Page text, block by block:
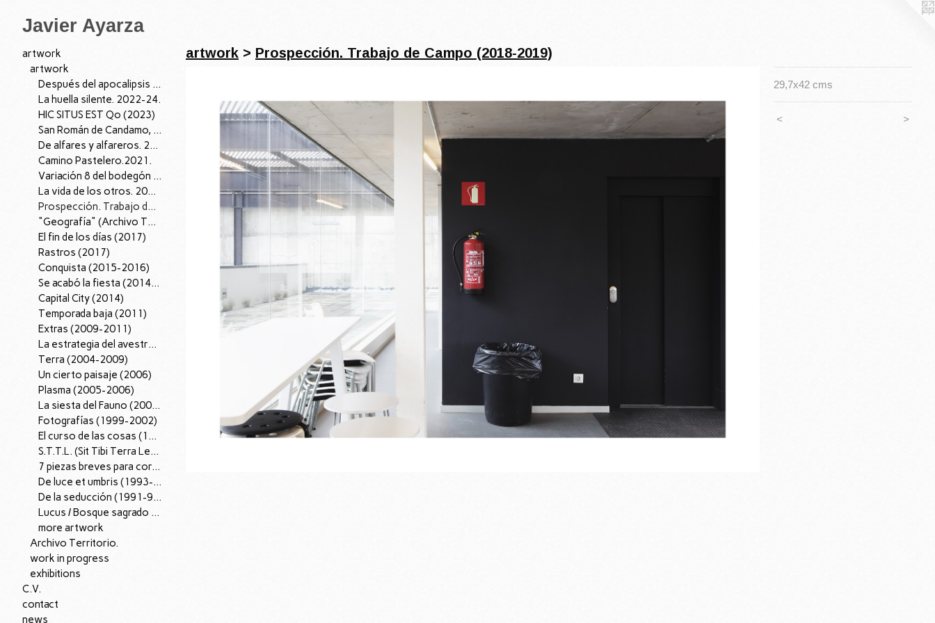
Javier Ayarza
artwork
artwork
Después del apocalipsis I, 2026.
La huella silente. 2022-24.
HIC SITUS EST Qo (2023)
San Román de Candamo, 04/07/22. 2022
De alfares y alfareros. 2021.
Camino Pastelero.2021.
Variación 8 del bodegón con cardo y zanahorias de fray Juan Sánchez Cotán. 2021.
La vida de los otros. 2019.
Prospección. Trabajo de Campo (2018-2019)
"Geografía" (Archivo Territorio); 2016-18.
El fin de los días (2017)
Rastros (2017)
Conquista (2015-2016)
Se acabó la fiesta (2014-15)
Capital City (2014)
Temporada baja (2011)
Extras (2009-2011)
La estrategia del avestruz (2007-12).
Terra (2004-2009)
Un cierto paisaje (2006)
Plasma (2005-2006)
La siesta del Fauno (2002-2005)
Fotografías (1999-2002)
El curso de las cosas (1997-98)
S.T.T.L. (Sit Tibi Terra Levis), (1995-97)
7 piezas breves para corazón (1996)
De luce et umbris (1993-95)
De la seducción (1991-96)
Lucus / Bosque sagrado (1988-90)
more artwork
Archivo Territorio.
work in progress
exhibitions
C.V.
contact
news
artwork > Prospección. Trabajo de Campo (2018-2019)
29,7x42 cms
< >